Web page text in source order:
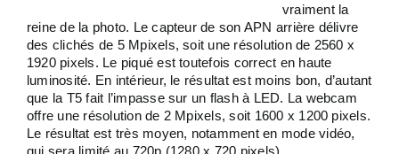
vraiment la
reine de la photo. Le capteur de son APN arrière délivre
des clichés de 5 Mpixels, soit une résolution de 2560 x
1920 pixels. Le piqué est toutefois correct en haute
luminosité. En intérieur, le résultat est moins bon, d’autant
que la T5 fait l’impasse sur un flash à LED. La webcam
offre une résolution de 2 Mpixels, soit 1600 x 1200 pixels.
Le résultat est très moyen, notamment en mode vidéo,
qui sera limité au 720p (1280 x 720 pixels).